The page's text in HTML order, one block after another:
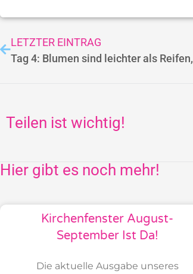
LETZTER EINTRAG
Teilen ist wichtig!
Hier gibt es noch mehr!
Kirchenfenster August-
September Ist Da!
Die aktuelle Ausgabe unseres